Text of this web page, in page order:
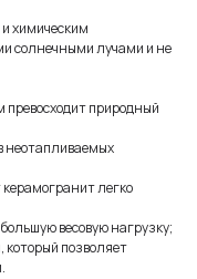
химическим
солнечными лучами и не
природный
неотапливаемых
легко
весовую нагрузку;
позволяет